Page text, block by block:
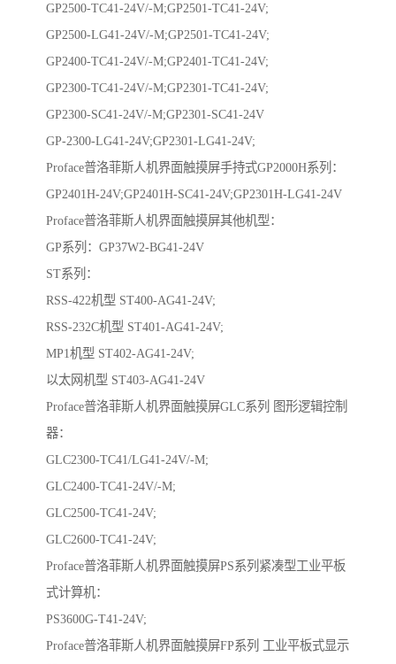
GP2500-TC41-24V/-M;GP2501-TC41-24V;
GP2500-LG41-24V/-M;GP2501-TC41-24V;
GP2400-TC41-24V/-M;GP2401-TC41-24V;
GP2300-TC41-24V/-M;GP2301-TC41-24V;
GP2300-SC41-24V/-M;GP2301-SC41-24V
GP-2300-LG41-24V;GP2301-LG41-24V;
Proface普洛菲斯人机界面触摸屏手持式GP2000H系列：
GP2401H-24V;GP2401H-SC41-24V;GP2301H-LG41-24V
Proface普洛菲斯人机界面触摸屏其他机型：
GP系列：GP37W2-BG41-24V
ST系列：
RSS-422机型 ST400-AG41-24V;
RSS-232C机型 ST401-AG41-24V;
MP1机型 ST402-AG41-24V;
以太网机型 ST403-AG41-24V
Proface普洛菲斯人机界面触摸屏GLC系列 图形逻辑控制
器：
GLC2300-TC41/LG41-24V/-M;
GLC2400-TC41-24V/-M;
GLC2500-TC41-24V;
GLC2600-TC41-24V;
Proface普洛菲斯人机界面触摸屏PS系列紧凑型工业平板
式计算机：
PS3600G-T41-24V;
Proface普洛菲斯人机界面触摸屏FP系列 工业平板式显示